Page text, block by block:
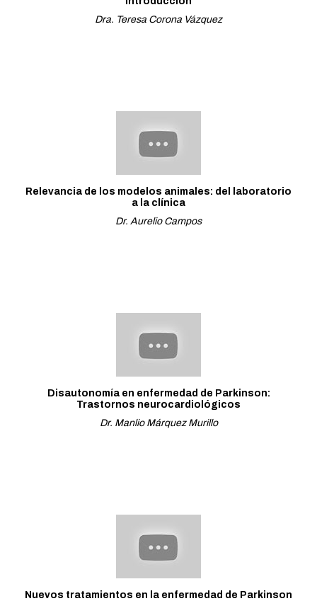
Dra. Teresa Corona Vázquez
Relevancia de los modelos animales: del laboratorio
a la clínica
Dr. Aurelio Campos
Disautonomía en enfermedad de Parkinson:
Trastornos neurocardiológicos
Dr. Manlio Márquez Murillo
Nuevos tratamientos en la enfermedad de Parkinson